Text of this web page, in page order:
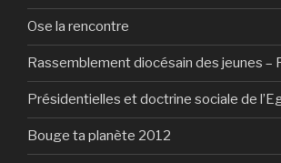
Ose la rencontre
Rassemblement diocésain des jeunes –
Présidentielles et doctrine sociale de
Bouge ta planète 2012